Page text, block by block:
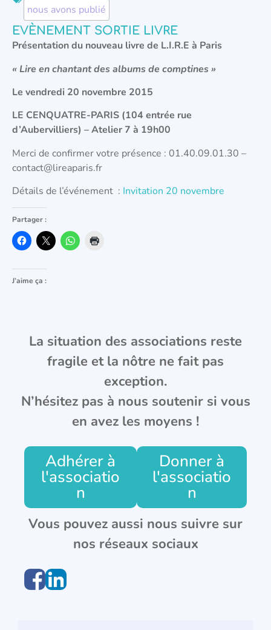
nous avons publié
EVÈNEMENT SORTIE LIVRE
Présentation du nouveau livre de L.I.R.E à Paris
« Lire en chantant des albums de comptines »
Le vendredi 20 novembre 2015
LE CENQUATRE-PARIS (104 entrée rue
d’Aubervilliers) –Atelier 7 à 19h00
Merci de confirmer votre présence : 01.40.09.01.30 –
contact@lireaparis.fr
Détails de l’événement : Invitation 20 novembre
Partager :
J’aime ça :
La situation des associations reste
fragile et la nôtre ne fait pas
exception.
N’hésitez pas à nous soutenir si vous
en avez les moyens !
Adhérer à
l'associatio
n
Donner à
l'associatio
n
Vous pouvez aussi nous suivre sur
nos réseaux sociaux